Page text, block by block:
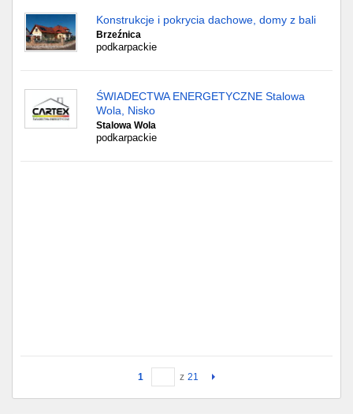
Konstrukcje i pokrycia dachowe, domy z bali
Brzeźnica
podkarpackie
ŚWIADECTWA ENERGETYCZNE Stalowa
Wola, Nisko
Stalowa Wola
podkarpackie
1 z 21